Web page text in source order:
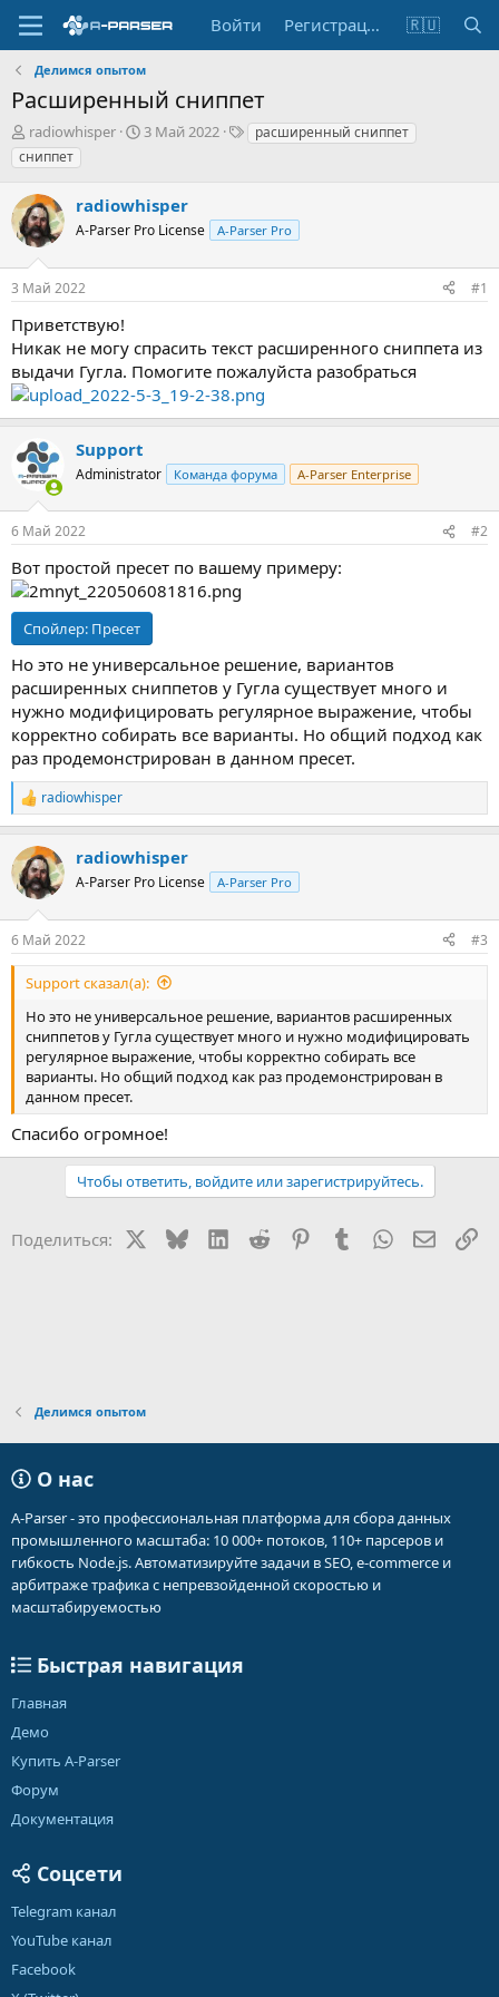
Войти Регистрация 🇷🇺
Делимся опытом
Расширенный сниппет
А
в
т
о
р
т
е
м
ы
radiowhisper
Д
н
а
а
3 Май 2022
Трасширенный сниппет
сниппет
radiowhisper
A-Parser Pro License A-Parser Pro
3 Май 2022 #1
Приветствую!
Никак не могу спрасить текст расширенного сниппета из
выдачи Гугла. Помогите пожалуйста разобраться
Support
Administrator Команда форума A-Parser Enterprise
6 Май 2022 #2
Вот простой пресет по вашему примеру:
Спойлер: Пресет
Но это не универсальное решение, вариантов
расширенных сниппетов у Гугла существует много и
нужно модифицировать регулярное выражение, чтобы
корректно собирать все варианты. Но общий подход как
раз продемонстрирован в данном пресет.
Р
е
к
ц
и
radiowhisper
radiowhisper
A-Parser Pro License A-Parser Pro
6 Май 2022 #3
Support сказал(а):
Но это не универсальное решение, вариантов расширенных
сниппетов у Гугла существует много и нужно модифицировать
регулярное выражение, чтобы корректно собирать все
варианты. Но общий подход как раз продемонстрирован в
данном пресет.
Спасибо огромное!
Чтобы ответить, войдите или зарегистрируйтесь.
Поделиться: BlueskyLinkedIn
Reddit PinterestTumblr WhatsApp
Делимся опытом
О нас
A-Parser - это профессиональная платформа для сбора данных
промышленного масштаба: 10 000+ потоков, 110+ парсеров и
гибкость Node.js. Автоматизируйте задачи в SEO, e-commerce и
арбитраже трафика с непревзойденной скоростью и
масштабируемостью
Быстрая навигация
Главная
Демо
Купить A-Parser
Форум
Документация
Соцсети
Telegram канал
YouTube канал
Facebook